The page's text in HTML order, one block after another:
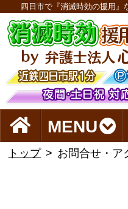
四日市で『消滅時効の援用』
MENU
トップ お問合せ・ア